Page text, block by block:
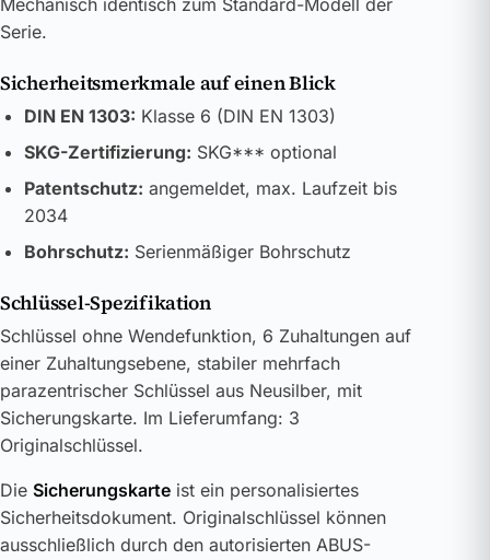
Mechanisch identisch zum Standard-Modell der
Serie.
Sicherheitsmerkmale auf einen Blick
DIN EN 1303: Klasse 6 (DIN EN 1303)
SKG-Zertifizierung: SKG*** optional
Patentschutz: angemeldet, max. Laufzeit bis
2034
Bohrschutz: Serienmäßiger Bohrschutz
Schlüssel-Spezifikation
Schlüssel ohne Wendefunktion, 6 Zuhaltungen auf
einer Zuhaltungsebene, stabiler mehrfach
parazentrischer Schlüssel aus Neusilber, mit
Sicherungskarte. Im Lieferumfang: 3
Originalschlüssel.
Die Sicherungskarte ist ein personalisiertes
Sicherheitsdokument. Originalschlüssel können
ausschließlich durch den autorisierten ABUS-